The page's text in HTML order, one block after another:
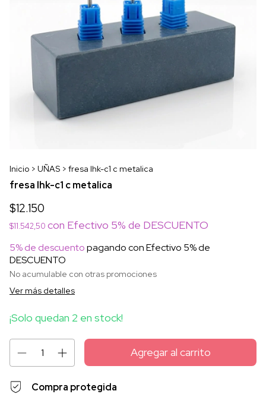
Inicio > UÑAS > fresa lhk-c1 c metalica
fresa lhk-c1 c metalica
$12.150
$11.542,50 con Efectivo 5% de DESCUENTO
5% de descuentopagando con Efectivo 5% de
DESCUENTO
No acumulable con otras promociones
Ver más detalles
¡Solo quedan 2 en stock!
Compra protegida